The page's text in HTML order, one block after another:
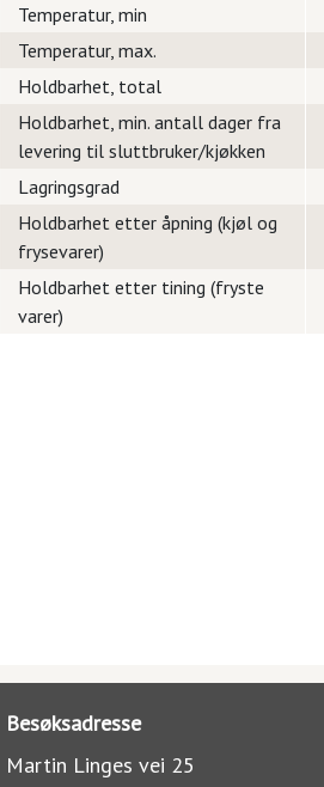
Temperatur, min
Temperatur, max.
Holdbarhet, total
Holdbarhet, min. antall dager fra
levering til sluttbruker/kjøkken
Lagringsgrad
Holdbarhet etter åpning (kjøl og
frysevarer)
Holdbarhet etter tining (fryste
varer)
Besøksadresse
Martin Linges vei 25